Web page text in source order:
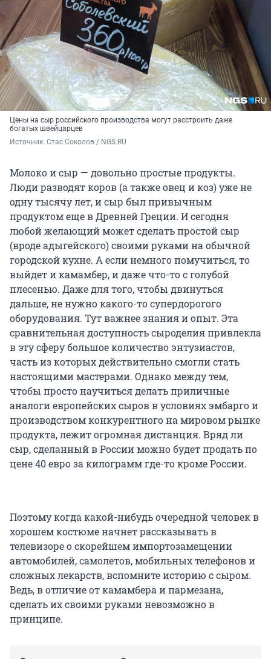
Цены на сыр российского производства могут расстроить даже
богатых швейцарцев
Источник: Стас Соколов / NGS.RU
Молоко и сыр — довольно простые продукты.
Люди разводят коров (а также овец и коз) уже не
одну тысячу лет, и сыр был привычным
продуктом еще в Древней Греции. И сегодня
любой желающий может сделать простой сыр
(вроде адыгейского) своими руками на обычной
городской кухне. А если немного помучиться, то
выйдет и камамбер, и даже что-то с голубой
плесенью. Даже для того, чтобы двинуться
дальше, не нужно какого-то супердорогого
оборудования. Тут важнее знания и опыт. Эта
сравнительная доступность сыроделия привлекла
в эту сферу большое количество энтузиастов,
часть из которых действительно смогли стать
настоящими мастерами. Однако между тем,
чтобы просто научиться делать приличные
аналоги европейских сыров в условиях эмбарго и
производством конкурентного на мировом рынке
продукта, лежит огромная дистанция. Вряд ли
сыр, сделанный в России можно будет продать по
цене 40 евро за килограмм где-то кроме России.
Поэтому когда какой-нибудь очередной человек в
хорошем костюме начнет рассказывать в
телевизоре о скорейшем импортозамещении
автомобилей, самолетов, мобильных телефонов и
сложных лекарств, вспомните историю с сыром.
Ведь, в отличие от камамбера и пармезана,
сделать их своими руками невозможно в
принципе.